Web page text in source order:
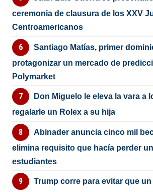
ceremonia de clausura de los XXV
Centroamericanos
Santiago Matías, primer
protagonizar un mercado de
Polymarket
Don Miguelo le eleva la vara a
regalarle un Rolex a su hija
Abinader anuncia cinco mil
elimina requisito que hacía perder
estudiantes
Trump corre para evitar que un